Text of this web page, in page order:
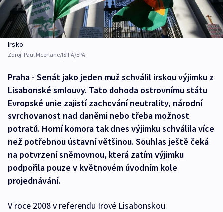
Irsko
Zdroj: Paul Mcerlane/ISIFA/EPA
Praha - Senát jako jeden muž schválil irskou výjimku z
Lisabonské smlouvy. Tato dohoda ostrovnímu státu
Evropské unie zajistí zachování neutrality, národní
svrchovanost nad daněmi nebo třeba možnost
potratů. Horní komora tak dnes výjimku schválila více
než potřebnou ústavní většinou. Souhlas ještě čeká
na potvrzení sněmovnou, která zatím výjimku
podpořila pouze v květnovém úvodním kole
projednávání.
V roce 2008 v referendu Irové Lisabonskou